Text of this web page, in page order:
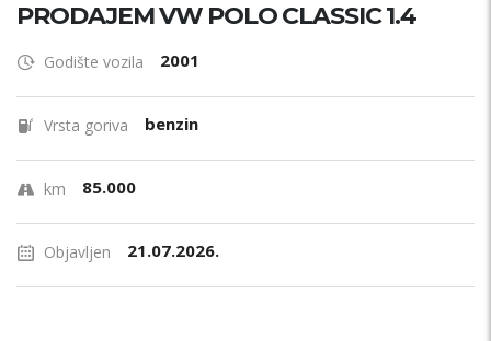
PRODAJEM VW POLO CLASSIC 1.4
Godište vozila 2001
Vrsta goriva benzin
km 85.000
Objavljen 21.07.2026.